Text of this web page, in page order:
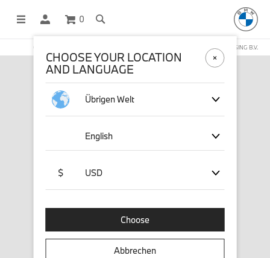
0
OFFICIAL BMW LIFESTYLE SHOP OPERATED BY STICHD SPORTMERCHANDISING B.V.
CHOOSE YOUR LOCATION
AND LANGUAGE
Übrigen Welt
English
$ USD
Choose
Abbrechen